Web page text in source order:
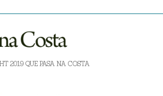
2019 QUE PASA NA COSTA